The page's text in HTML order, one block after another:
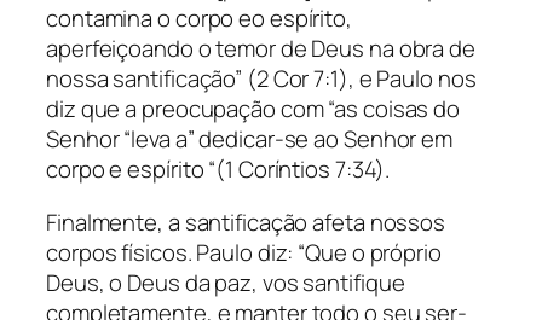
contamina o corpo eo espírito,
aperfeiçoando o temor de Deus na obra de
nossa santificação” (2 Cor 7:1), e Paulo nos
diz que a preocupação com “as coisas do
Senhor “leva a” dedicar-se ao Senhor em
corpo e espírito “(1 Coríntios 7:34).
Finalmente, a santificação afeta nossos
corpos físicos. Paulo diz: “Que o próprio
Deus, o Deus da paz, vos santifique
completamente, e manter todo o seu ser-